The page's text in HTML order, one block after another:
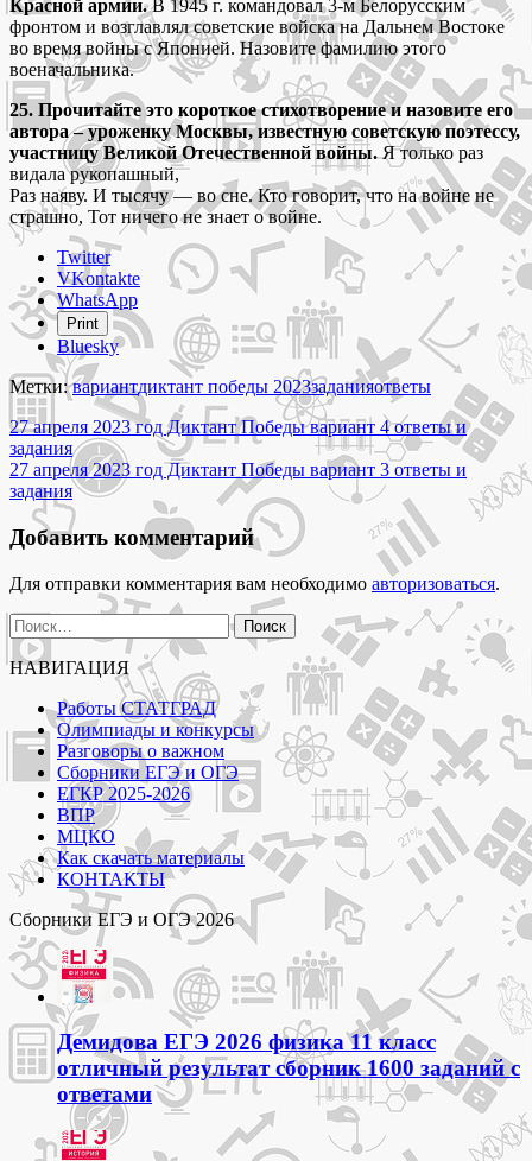
Красной армии.В 1945 г. командовал 3-м Белорусским
фронтом и возглавлял советские войска на Дальнем Востоке
во время войны с Японией. Назовите фамилию этого
военачальника.
25. Прочитайте это короткое стихотворение и назовите его
автора – уроженку Москвы, известную советскую поэтессу,
участницу Великой Отечественной войны.Я только раз
видала рукопашный,
Раз наяву. И тысячу — во сне. Кто говорит, что на войне не
страшно, Тот ничего не знает о войне.
Share
post
"27
апреля
2023
год
Диктант
Победы
вариант
1
ответы
задания"
Twitter
VKontakte
WhatsApp
Print
Bluesky
Метки:вариантдиктант победы 2023заданияответы
Навигация
по
записям
27 апреля 2023 год Диктант Победы вариант 4 ответы и
задания
27 апреля 2023 год Диктант Победы вариант 3 ответы и
задания
Добавить комментарий
Для отправки комментария вам необходимо авторизоваться.
Найти:
НАВИГАЦИЯ
Работы СТАТГРАД
Олимпиады и конкурсы
Разговоры о важном
Сборники ЕГЭ и ОГЭ
ЕГКР 2025-2026
ВПР
МЦКО
Как скачать материалы
КОНТАКТЫ
Сборники ЕГЭ и ОГЭ 2026
Демидова ЕГЭ 2026 физика 11 класс
отличный результат сборник 1600 заданий с
ответами